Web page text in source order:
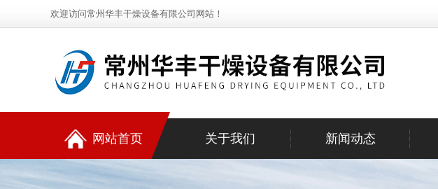
欢迎访问常州华丰干燥设备有限公司网站！
网站首页 关于我们 新闻动态